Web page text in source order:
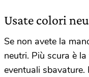
Usate colori
Se non avete la
neutri. Più scura è
eventuali